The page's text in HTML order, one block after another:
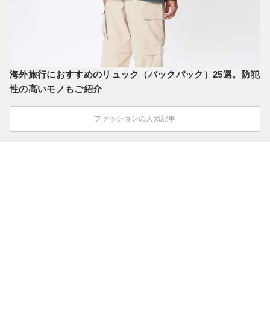
海外旅行におすすめのリュック（バックパック）25選。防犯
性の高いモノもご紹介
ファッションの人気記事